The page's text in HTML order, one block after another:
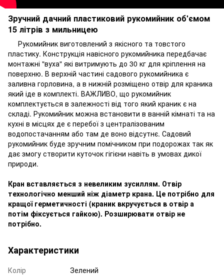
Зручний дачний пластиковий рукомийник об'ємом
15 літрів з мильницею
Рукомийник виготовлений з якісного та товстого
пластику. Конструкція навісного рукомийника передбачає
монтажні "вуха" які витримують до 30 кг для кріплення на
поверхню. В верхній частині садового рукомийника є
заливна горловина, а в нижній розміщено отвір для краника
який іде в комплекті. ВАЖЛИВО, що рукомийник
комплектується в залежності від того який краник є на
складі. Рукомийник можна встановити в ванній кімнаті та на
кухні в місцях де є перебої з централізованим
водопостачанням або там де воно відсутнє. Садовий
рукомийник буде зручним помічником при подорожах так як
дає змогу створити куточок гігієни навіть в умовах дикої
природи.
Кран вставляється з невеликим зусиллям. Отвір
технологічно менший ніж діаметр крана. Це потрібно для
кращої герметичності (краник вкручується в отвір а
потім фіксується гайкою). Розширювати отвір не
потрібно.
Характеристики
Колір
Зелений